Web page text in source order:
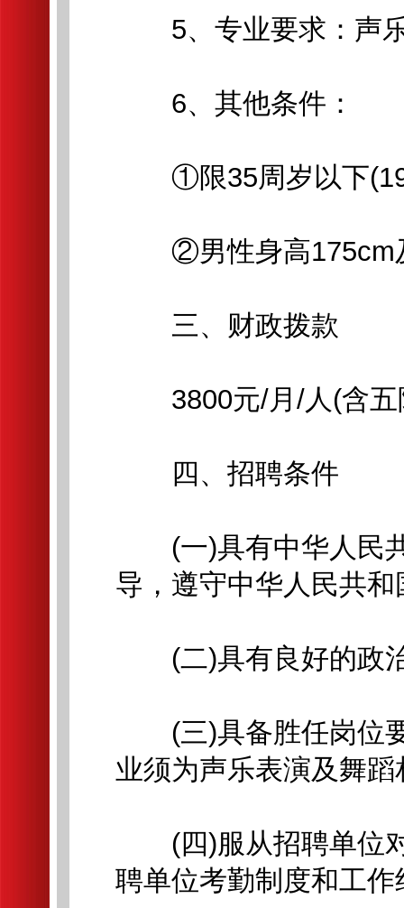
5、专业要求：声乐
6、其他条件：
①限35周岁以下
②男性身高175cm及
三、财政拨款
3800元/月/人(含五
四、招聘条件
(一)具有中华人民共
导，遵守中华人民共
(二)具有良好的政
(三)具备胜任岗位要
业须为声乐表演及舞
(四)服从招聘单位对
聘单位考勤制度和工作